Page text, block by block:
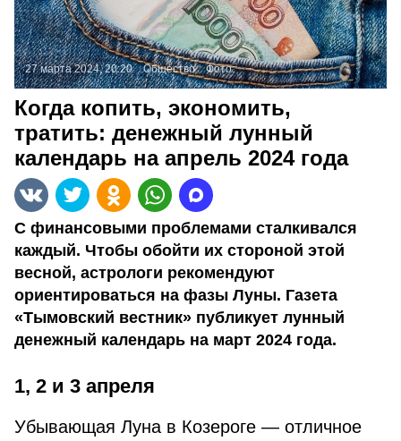
27 марта 2024, 20:20 Общество Фото:
Когда копить, экономить,
тратить: денежный лунный
календарь на апрель 2024 года
С финансовыми проблемами сталкивался
каждый. Чтобы обойти их стороной этой
весной, астрологи рекомендуют
ориентироваться на фазы Луны. Газета
«Тымовский вестник» публикует лунный
денежный календарь на март 2024 года.
1, 2 и 3 апреля
Убывающая Луна в Козероге — отличное